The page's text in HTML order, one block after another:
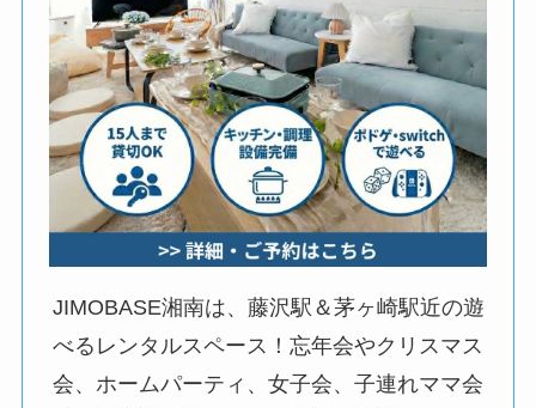
JIMOBASE湘南は、藤沢駅＆茅ヶ崎駅近の遊
べるレンタルスペース！忘年会やクリスマス
会、ホームパーティ、女子会、子連れママ会